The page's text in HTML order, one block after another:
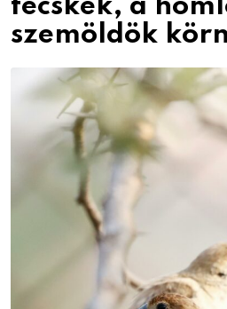
fecskék, a
szemöldök